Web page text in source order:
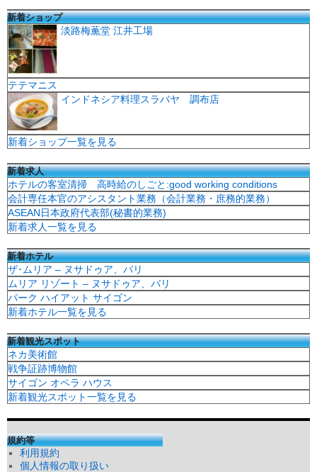
新着ショップ
淡路梅薫堂 江井工場
テテマニス
インドネシア料理スラバヤ 調布店
新着ショップ一覧を見る
新着求人
ホテルの客室清掃 高時給のしごと:good working conditions
会計専任本官のアシスタント業務（会計業務・庶務的業務）
ASEAN日本政府代表部(秘書的業務)
新着求人一覧を見る
新着ホテル
ザ･ムリア – ヌサドゥア、バリ
ムリア リゾート – ヌサドゥア、バリ
パーク ハイアット サイゴン
新着ホテル一覧を見る
新着観光スポット
ネカ美術館
戦争証跡博物館
サイゴン オペラ ハウス
新着観光スポット一覧を見る
規約等
利用規約
個人情報の取り扱い